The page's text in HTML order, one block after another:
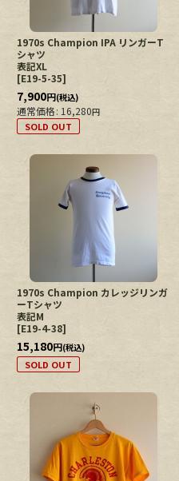
1970s Champion IPA リンガーT
シャツ
表記XL
[E19-5-35]
7,900円(税込)
通常価格: 16,280円
SOLD OUT
1970s Champion カレッジリンガ
ーTシャツ
表記M
[E19-4-38]
15,180円(税込)
SOLD OUT